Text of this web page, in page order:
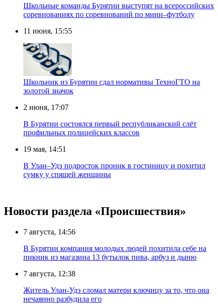
Школьные команды Бурятии выступят на всероссийских
соревнованиях по соревнований по мини–футболу
11 июня, 15:55
Школьник из Бурятии сдал нормативы ТехноГТО на
золотой значок
2 июня, 17:07
В Бурятии состоялся первый республиканский слёт
профильных полицейских классов
19 мая, 14:51
В Улан–Удэ подросток проник в гостиницу и похитил
сумку у спящей женщины
Новости раздела «Происшествия»
7 августа, 14:56
В Бурятии компания молодых людей похитила себе на
пикник из магазина 13 бутылок пива, арбуз и дыню
7 августа, 12:38
Житель Улан-Удэ сломал матери ключицу за то, что она
нечаянно разбудила его